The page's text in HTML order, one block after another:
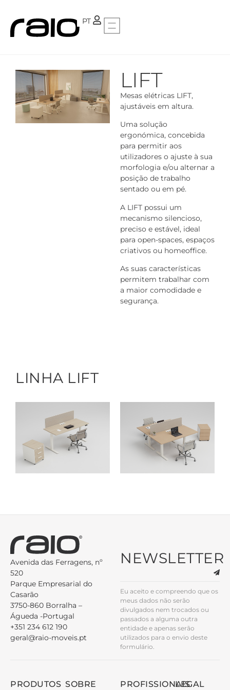
PT
FR
LIFT
Mesas elétricas LIFT,
ajustáveis em altura.
Uma solução
ergonómica, concebida
para permitir aos
utilizadores o ajuste à sua
morfologia e/ou alternar a
posição de trabalho
sentado ou em pé.
A LIFT possui um
mecanismo silencioso,
preciso e estável, ideal
para open-spaces, espaços
criativos ou homeoffice.
As suas características
permitem trabalhar com
a maior comodidade e
segurança.
LINHA LIFT
Avenida das Ferragens, nº
520
Parque Empresarial do
Casarão
3750-860 Borralha –
Águeda -Portugal
+351 234 612 190
geral@raio-moveis.pt
NEWSLETTER
Eu aceito e compreendo que os
meus dados não serão
divulgados nem trocados ou
passados a alguma outra
entidade e apenas serão
utilizados para o envio deste
formulário.
PRODUTOS SOBRE PROFISSIONAISLEGAL